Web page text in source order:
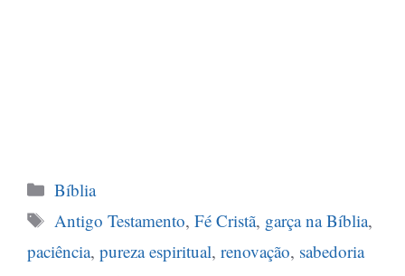
Categorias
Bíblia
Tags
Antigo Testamento,Fé Cristã, garça na Bíblia,
paciência, pureza espiritual, renovação, sabedoria